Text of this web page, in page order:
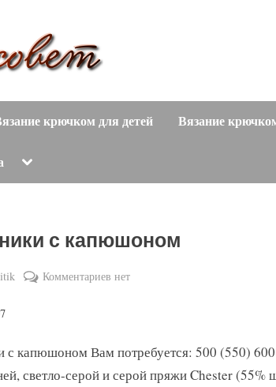
крючком для детей Вязание
Toggle
menu
с капюшоном
Комментариев к
с
капюшоном
нет
с капюшоном Вам потребуется: 500 (550)
светло-серой и серой пряжи Chester (55%